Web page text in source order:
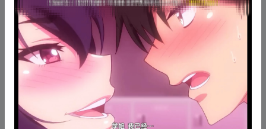
在线作图（工具大全） 在线作图（站长助手） # Vectr
DesignCap | 在线免费网页海报设计工具
在线网页海报设计工具
在线作图（工具大全） 在线作图（站长助手） # flyer # graphic design
BeFunky | 多功能在线创意照片平台
在线创意图片照片编辑器